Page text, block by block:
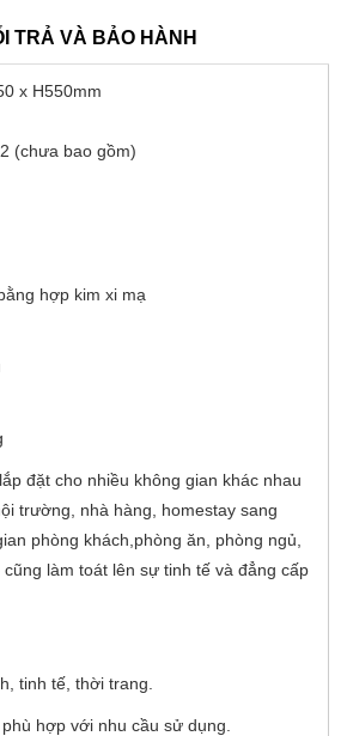
TRẢ VÀ BẢO HÀNH
x H550mm
(chưa bao gồm)
hợp kim xi mạ
đặt cho nhiều không gian khác nhau
trường, nhà hàng, homestay sang
phòng khách,phòng ăn, phòng ngủ,
cũng làm toát lên sự tinh tế và đẳng cấp
tinh tế, thời trang.
hợp với nhu cầu sử dụng.